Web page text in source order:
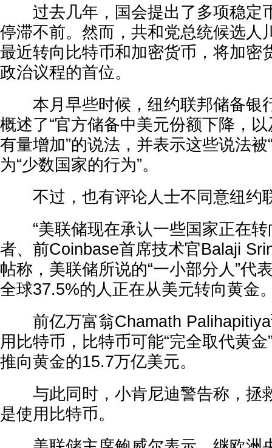
过去几年，国会提出了多项稳定
停滞不前。然而，共和党总统候选人
最近转向比特币和加密货币，将加密
政治议程的首位。
本月早些时候，纽约联邦储备银
概述了“官方储备中美元份额下降，
有量增加”的说法，并表示这些说法被
为“少数国家的行为”。
不过，也有评论人士不同意纽约
“美联储现在承认一些国家正在转
者、前Coinbase首席技术官Balaji
帖称，美联储所说的“一小部分人”代
全球37.5%的人正在从美元转向黄金
前亿万富翁Chamath Palihapitiya
用比特币，比特币可能“完全取代黄
推向黄金的15.7万亿美元。
与此同时，小肯尼迪警告称，拯
是使用比特币。